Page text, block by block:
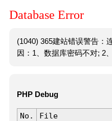
Database Error
(1040) 365建站错误警告：
因：1、数据库密码不对; 2
PHP Debug
No. File